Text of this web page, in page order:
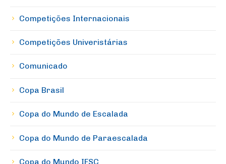
Competições Internacionais
Competições Univeristárias
Comunicado
Copa Brasil
Copa do Mundo de Escalada
Copa do Mundo de Paraescalada
Copa do Mundo IFSC